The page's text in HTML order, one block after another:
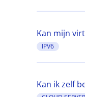
Kan mijn
IPV6
Kan ik zelf